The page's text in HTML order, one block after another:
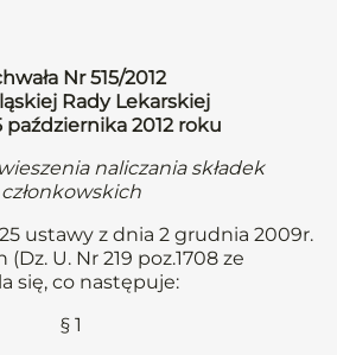
Nr 515/2012
Rady Lekarskiej
października 2012 roku
naliczania składek
członkowskich
ustawy z dnia 2 grudnia 2009r.
U. Nr 219 poz.1708 ze
się, co następuje:
§ 1